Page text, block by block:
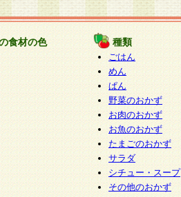
食材の色 種類
ごはん
めん
ぱん
野菜のおかず
お肉のおかず
お魚のおかず
たまごのおかず
サラダ
シチュー・スープ
その他のおかず